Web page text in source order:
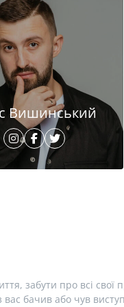
Вишинський
забути про всі
бачив або чув виступ